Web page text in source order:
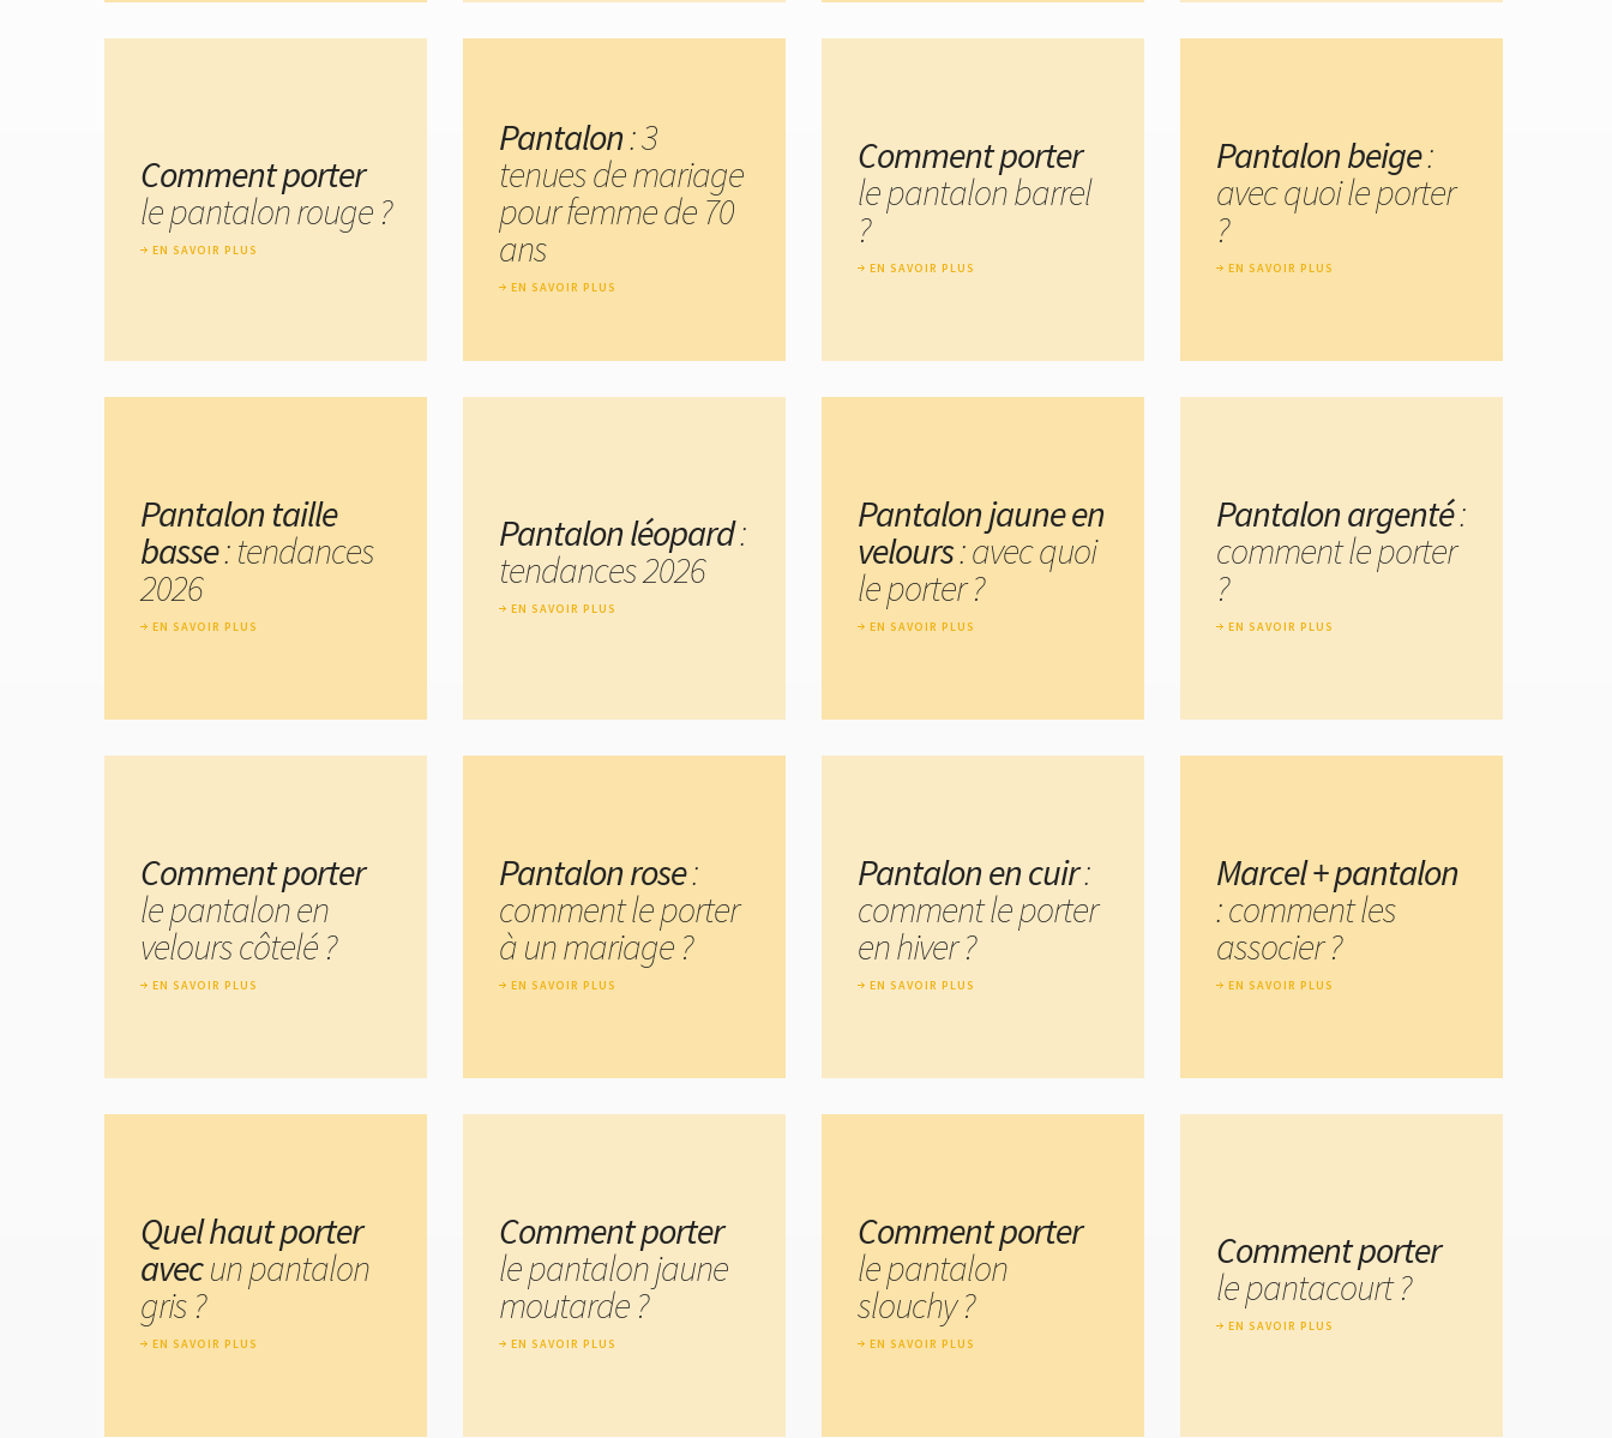
Comment porter
le pantalon rouge ?
EN SAVOIR PLUS
Pantalon: 3
tenues de mariage
pour femme de 70
ans
EN SAVOIR PLUS
Comment porter
le pantalon barrel
?
EN SAVOIR PLUS
Pantalon beige:
avec quoi le porter
?
EN SAVOIR PLUS
Pantalon taille
basse: tendances
2026
EN SAVOIR PLUS
Pantalon léopard:
tendances 2026
EN SAVOIR PLUS
Pantalon jaune en
velours: avec quoi
le porter ?
EN SAVOIR PLUS
Pantalon argenté:
comment le porter
?
EN SAVOIR PLUS
Comment porter
le pantalon en
velours côtelé ?
EN SAVOIR PLUS
Pantalon rose:
comment le porter
à un mariage ?
EN SAVOIR PLUS
Pantalon en cuir:
comment le porter
en hiver ?
EN SAVOIR PLUS
Marcel + pantalon
: comment les
associer ?
EN SAVOIR PLUS
Quel haut porter
avecun pantalon
gris ?
EN SAVOIR PLUS
Comment porter
le pantalon jaune
moutarde ?
EN SAVOIR PLUS
Comment porter
le pantalon
slouchy ?
EN SAVOIR PLUS
Comment porter
le pantacourt ?
EN SAVOIR PLUS